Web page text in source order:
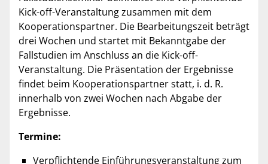
Kick-off-Veranstaltung zusammen mit dem
Kooperationspartner. Die Bearbeitungszeit beträgt
drei Wochen und startet mit Bekanntgabe der
Fallstudien im Anschluss an die Kick-off-
Veranstaltung. Die Präsentation der Ergebnisse
findet beim Kooperationspartner statt, i. d. R.
innerhalb von zwei Wochen nach Abgabe der
Ergebnisse.
Termine:
Verpflichtende Einführungsveranstaltung zum